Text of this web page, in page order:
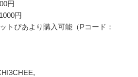
円
円
トぴあより購入可能（Pコード：